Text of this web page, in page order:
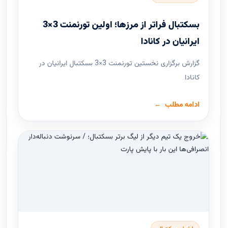
بسکتبال فراتر از مرزها؛ اولین تورنمنت 3×3
ایرانیان در کانادا
گزارش برگزاری نخستین تورنمنت 3×3 بسکتبال ایرانیان در
کانادا
ادامه مطلب